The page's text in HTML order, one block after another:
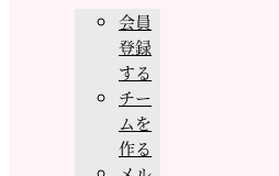
会員
登録
する
チー
ムを
作る